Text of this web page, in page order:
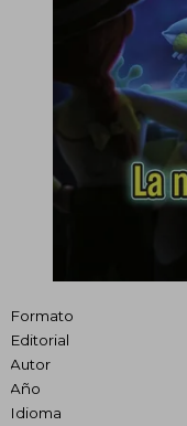
Formato
Editorial
Autor
Año
Idioma